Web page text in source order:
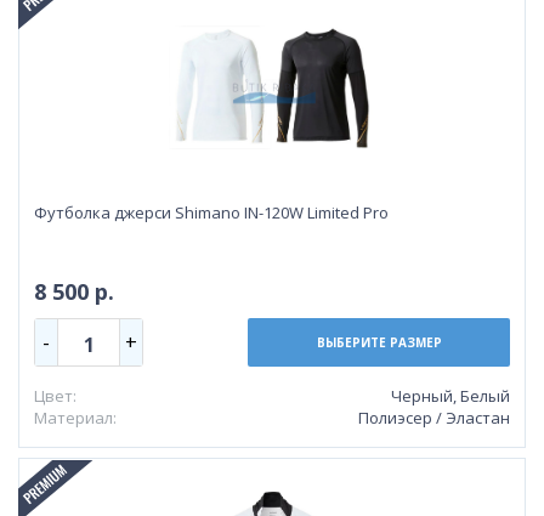
Футболка джерси Shimano IN-120W Limited Pro
8 500 р.
- 1 + ВЫБЕРИТЕ РАЗМЕР
Цвет:
Черный, Белый
Материал:
Полиэсер / Эластан